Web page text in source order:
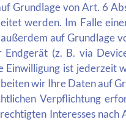
Grundlage von Art. 6
werden. Im Falle
auf Grundlage
(z. B. via
ist jederzeit
wir Ihre Daten auf
Verpflichtung
Interesses nach